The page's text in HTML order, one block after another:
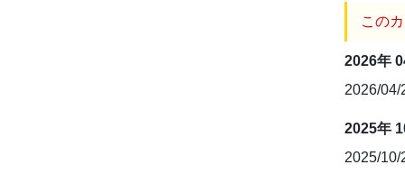
この
2026年
2026/
2025年
2025/